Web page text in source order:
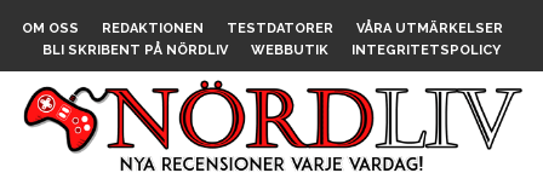
OM OSS REDAKTIONEN TESTDATORER
VÅRA UTMÄRKELSER
BLI SKRIBENT PÅ NÖRDLIV
WEBBUTIK INTEGRITETSPOLICY